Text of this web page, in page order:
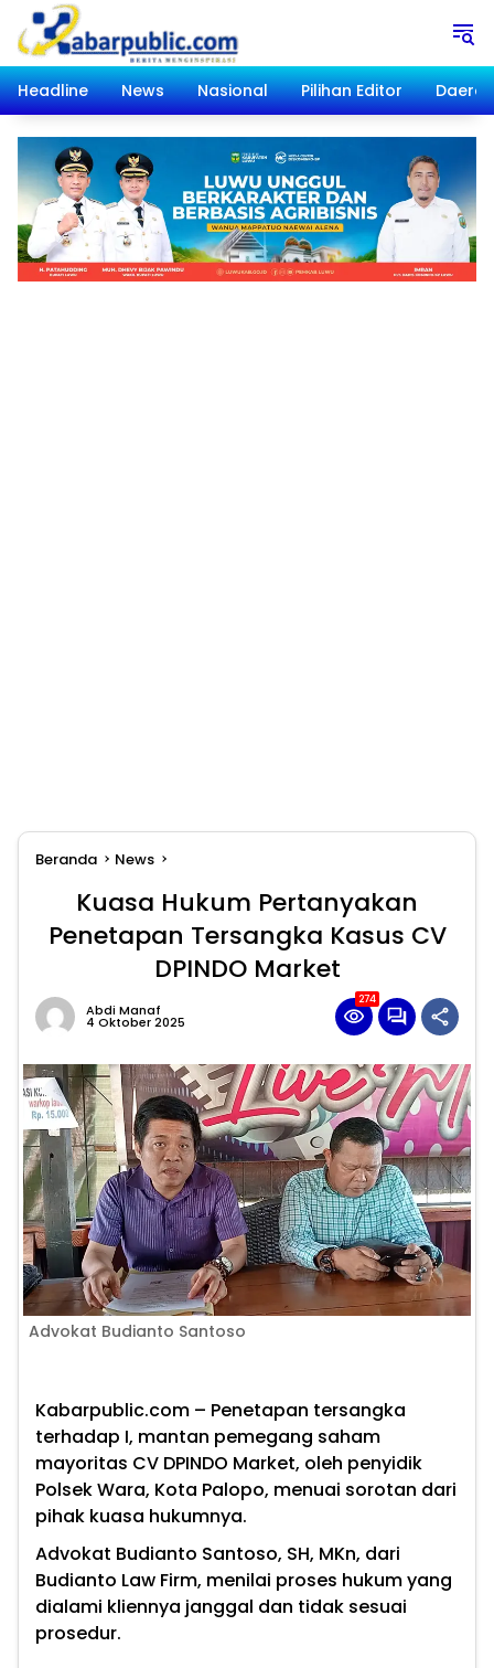
Langsung
konten
Headline
News Nasional Pilihan Editor Daerah
Beranda News
Kuasa Hukum Pertanyakan
Penetapan Tersangka Kasus CV
DPINDO Market
Abdi Manaf
4 Oktober 2025
274
Advokat Budianto Santoso
Kabarpublic.com – Penetapan tersangka
terhadap I, mantan pemegang saham
mayoritas CV DPINDO Market, oleh penyidik
Polsek Wara, Kota Palopo, menuai sorotan dari
pihak kuasa hukumnya.
Advokat Budianto Santoso, SH, MKn, dari
Budianto Law Firm, menilai proses hukum yang
dialami kliennya janggal dan tidak sesuai
prosedur.